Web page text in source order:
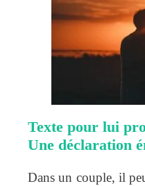
Texte pour lui
Une déclaration
Dans un couple, il